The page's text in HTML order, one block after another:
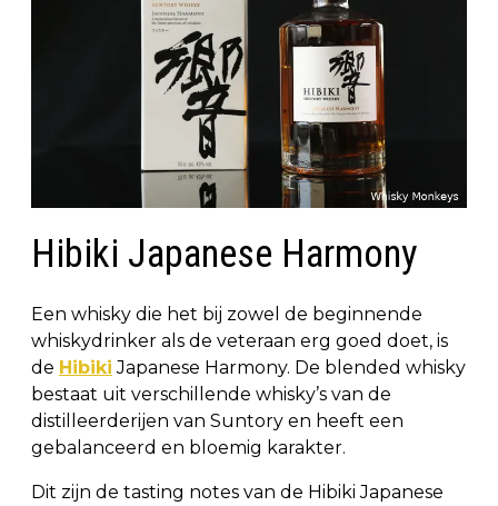
Hibiki Japanese Harmony
Een whisky die het bij zowel de beginnende
whiskydrinker als de veteraan erg goed doet, is
de Hibiki Japanese Harmony. De blended whisky
bestaat uit verschillende whisky’s van de
distilleerderijen van Suntory en heeft een
gebalanceerd en bloemig karakter.
Dit zijn de tasting notes van de Hibiki Japanese